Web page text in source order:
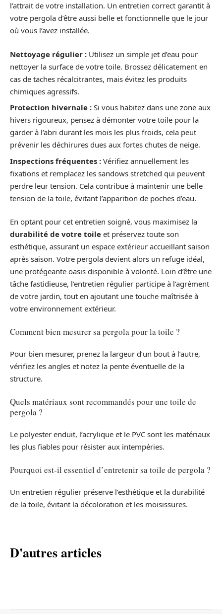
l’attrait de votre installation. Un entretien correct garantit à
votre pergola d’être aussi belle et fonctionnelle que le jour
où vous l’avez installée.
Nettoyage régulier : Utilisez un simple jet d’eau pour
nettoyer la surface de votre toile. Brossez délicatement en
cas de taches récalcitrantes, mais évitez les produits
chimiques agressifs.
Protection hivernale : Si vous habitez dans une zone aux
hivers rigoureux, pensez à démonter votre toile pour la
garder à l’abri durant les mois les plus froids, cela peut
prévenir les déchirures dues aux fortes chutes de neige.
Inspections fréquentes : Vérifiez annuellement les
fixations et remplacez les sandows stretched qui peuvent
perdre leur tension. Cela contribue à maintenir une belle
tension de la toile, évitant l’apparition de poches d’eau.
En optant pour cet entretien soigné, vous maximisez la
durabilité de votre toile et préservez toute son
esthétique, assurant un espace extérieur accueillant saison
après saison. Votre pergola devient alors un refuge idéal,
une protégeante oasis disponible à volonté. Loin d’être une
tâche fastidieuse, l’entretien régulier participe à l’agrément
de votre jardin, tout en ajoutant une touche maîtrisée à
votre environnement extérieur.
Comment bien mesurer sa pergola pour la toile ?
Pour bien mesurer, prenez la largeur d’un bout à l’autre,
vérifiez les angles et notez la pente éventuelle de la
structure.
Quels matériaux sont recommandés pour une toile de
pergola ?
Le polyester enduit, l’acrylique et le PVC sont les matériaux
les plus fiables pour résister aux intempéries.
Pourquoi est-il essentiel d’entretenir sa toile de pergola ?
Un entretien régulier préserve l’esthétique et la durabilité
de la toile, évitant la décoloration et les moisissures.
D'autres articles